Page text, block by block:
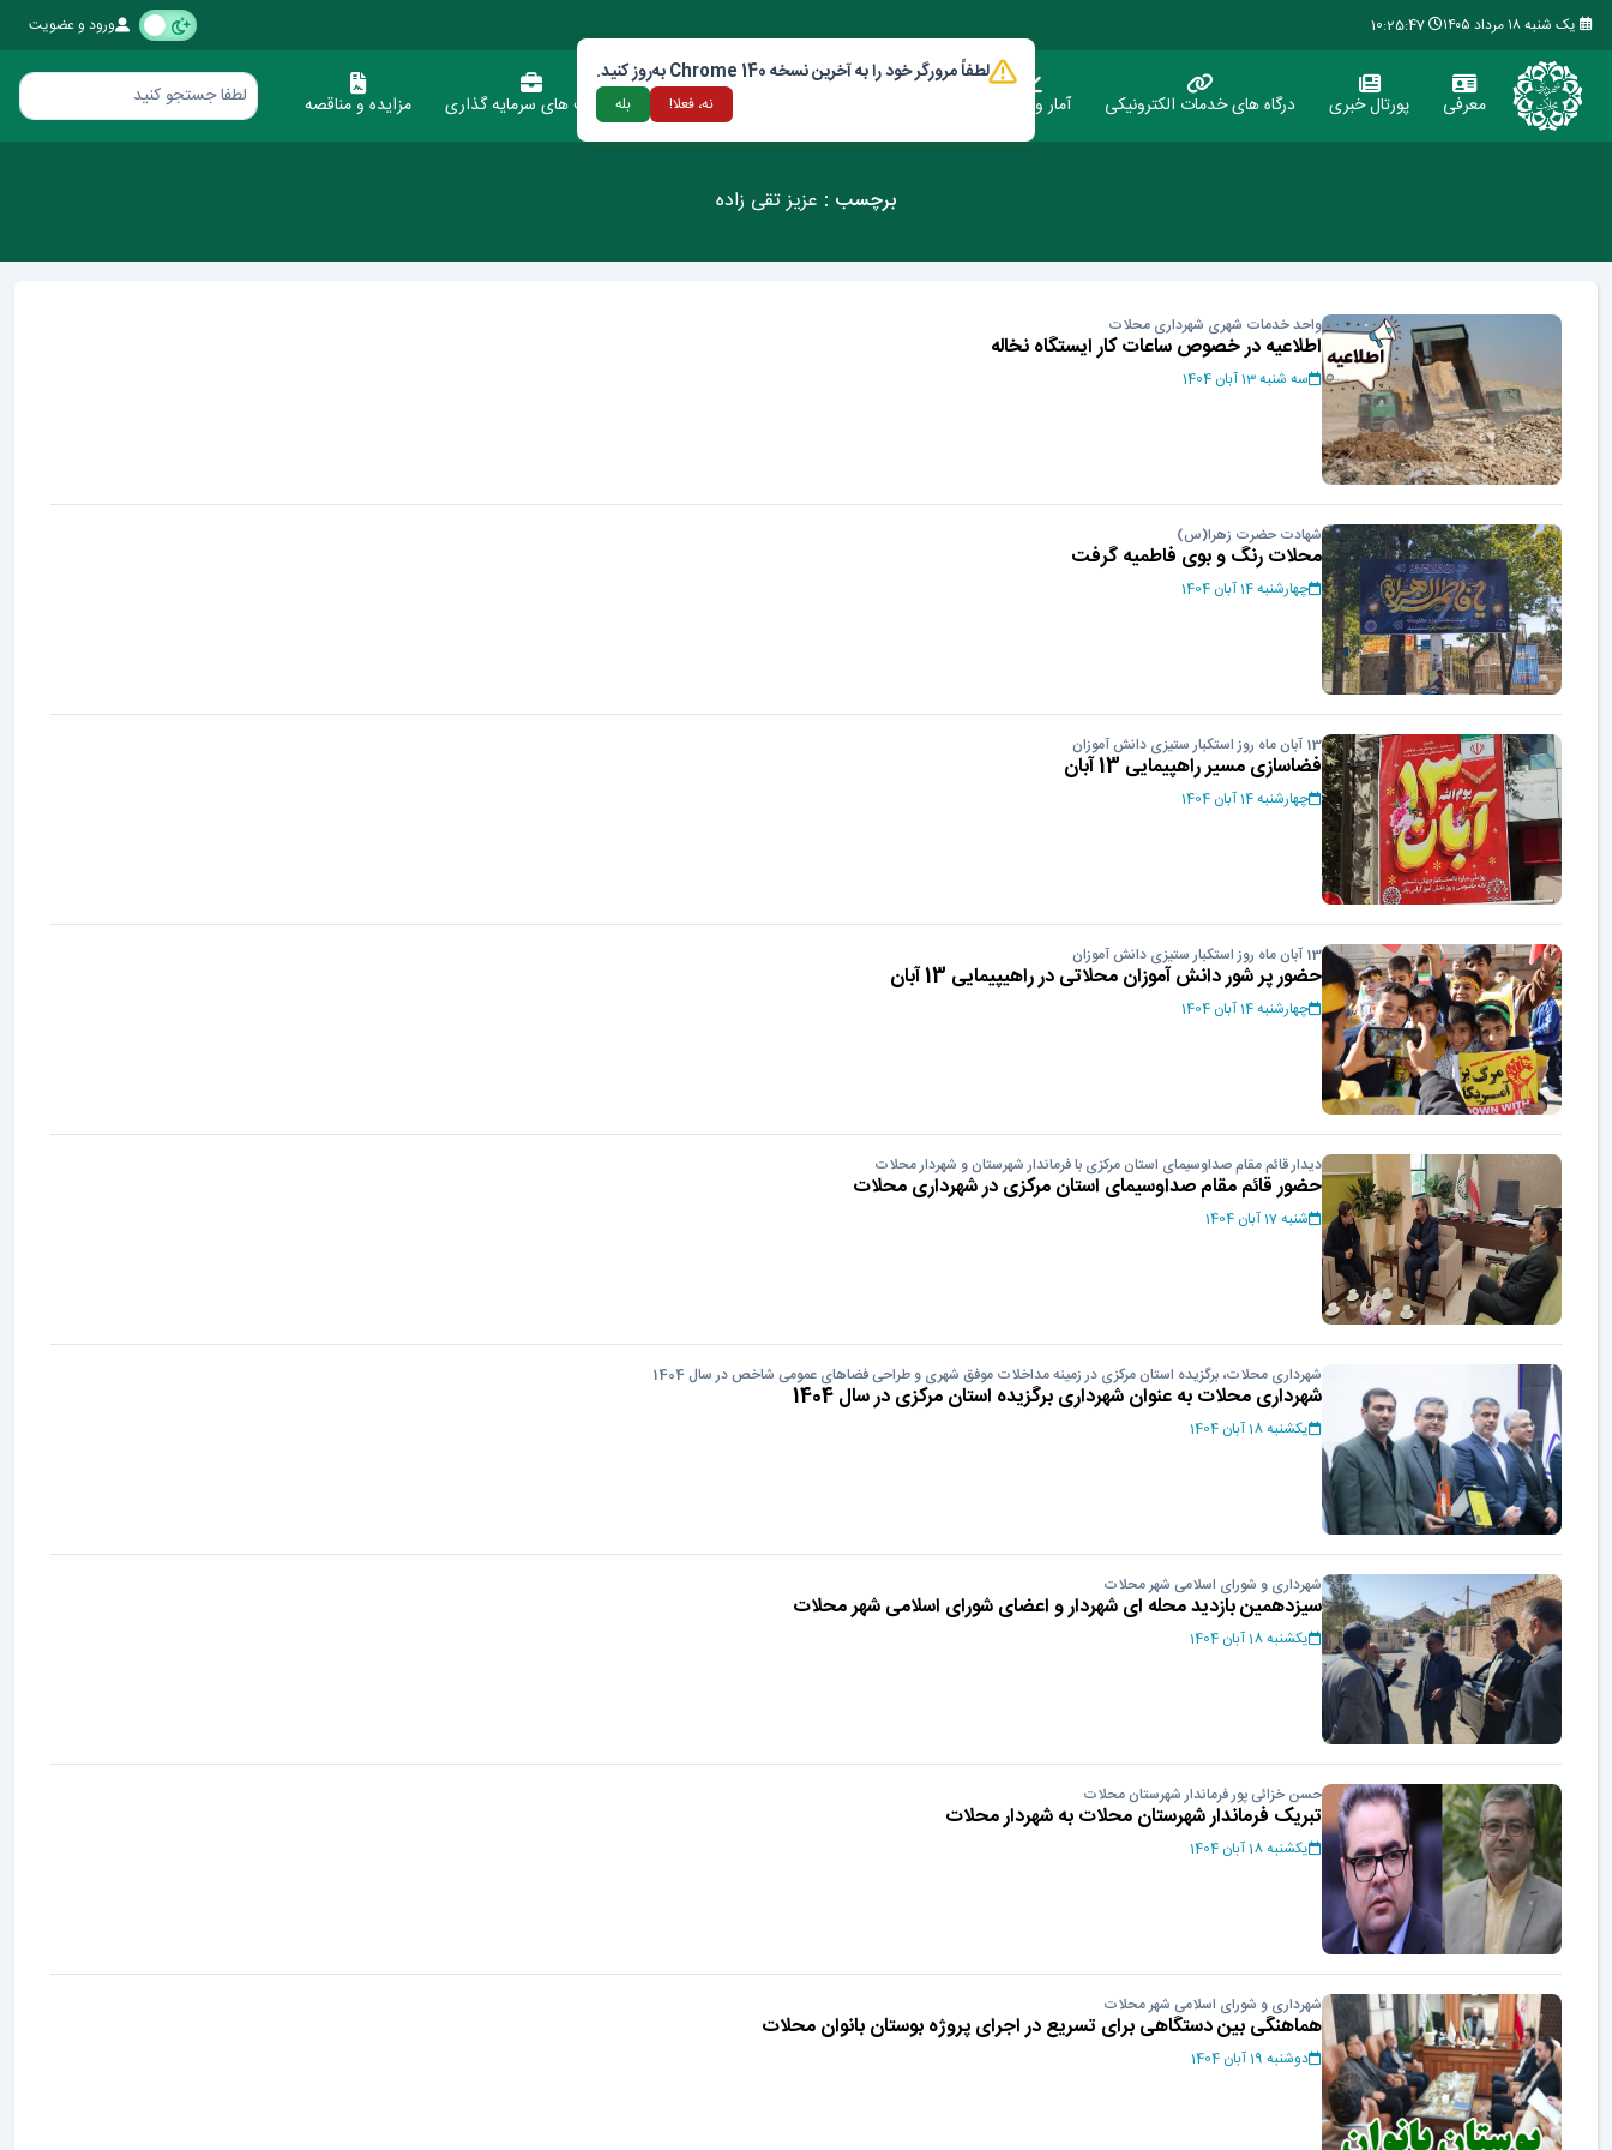
یک شنبه ۱۸ مرداد ۱۴۰۵ 10:25:47 ورود و عضویت
معرفی پورتال خبری درگاه های خدمات الکترونیکی آمار وعملکرد ارتباط با شهرداری فرصت های سرمایه گذاری مزایده و مناقصه
برچسب : عزیز تقی زاده
واحد خدمات شهری شهرداری محلات
اطلاعیه در خصوص ساعات کار ایستگاه نخاله
سه شنبه 13 آبان 1404
شهادت حضرت زهرا(س)
محلات رنگ و بوی فاطمیه گرفت
چهارشنبه 14 آبان 1404
13 آبان ماه روز استکبار ستیزی دانش آموزان
فضاسازی مسیر راهپیمایی 13 آبان
چهارشنبه 14 آبان 1404
13 آبان ماه روز استکبار ستیزی دانش آموزان
حضور پر شور دانش آموزان محلاتی در راهیپیمایی 13 آبان
چهارشنبه 14 آبان 1404
دیدار قائم مقام صداوسیمای استان مرکزی با فرماندار شهرستان و شهردار محلات
حضور قائم مقام صداوسیمای استان مرکزی در شهرداری محلات
شنبه 17 آبان 1404
شهرداری محلات، برگزیده استان مرکزی در زمینه مداخلات موفق شهری و طراحی فضاهای عمومی شاخص در سال 1404
شهرداری محلات به عنوان شهرداری برگزیده استان مرکزی در سال 1404
یکشنبه 18 آبان 1404
شهرداری و شورای اسلامی شهر محلات
سیزدهمین بازدید محله ای شهردار و اعضای شورای اسلامی شهر محلات
یکشنبه 18 آبان 1404
حسن خزائی پور فرماندار شهرستان محلات
تبریک فرماندار شهرستان محلات به شهردار محلات
یکشنبه 18 آبان 1404
شهرداری و شورای اسلامی شهر محلات
هماهنگی بین دستگاهی برای تسریع در اجرای پروژه بوستان بانوان محلات
دوشنبه 19 آبان 1404
لطفاً مرورگر خود را به آخرین نسخه Chrome 140 به‌روز کنید.
نه، فعلا! بله